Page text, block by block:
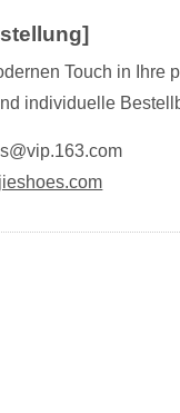
Touch in Ihre
individuelle